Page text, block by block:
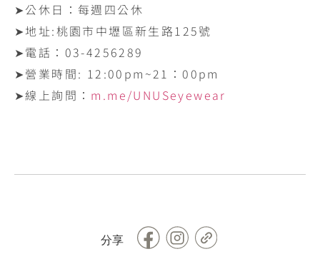
➤公休日：每週四公休
➤地址:‪桃園市中壢區新生路125號‬
➤電話：‪03-4256289‬
➤營業時間: ‪12:00pm~21：00pm
➤線上詢問： m.me/UNUSeyewear
分享 Facebook
Copy